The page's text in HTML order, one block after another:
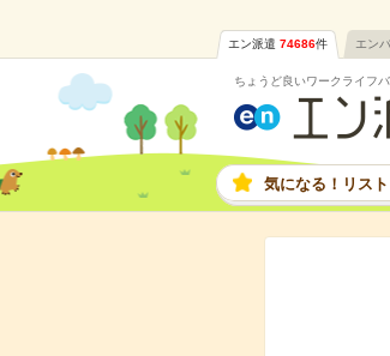
エン派遣 74686件 エン
ちょうど良いワークライフ
気になる！リスト